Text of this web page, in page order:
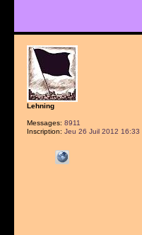
Lehning
Messages: 8911
Inscription: Jeu 26 Juil 2012 16:33